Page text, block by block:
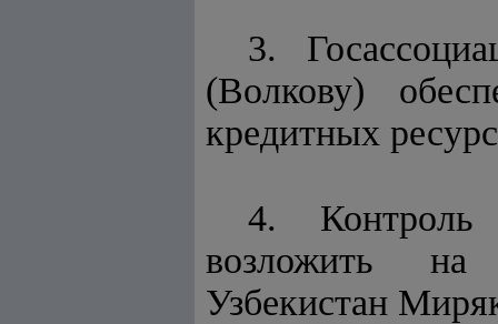
3.
(Волкову)
кредитных
4. Контроль
возложить на
Узбекистан